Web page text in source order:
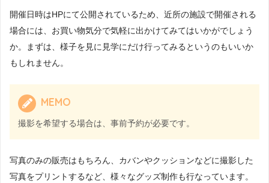
開催日時はHPにて公開されているため、近所の施設で開催される
場合には、お買い物気分で気軽に出かけてみてはいかがでしょう
か。まずは、様子を見に見学にだけ行ってみるというのもいいか
もしれません。
MEMO
撮影を希望する場合は、事前予約が必要です。
写真のみの販売はもちろん、カバンやクッションなどに撮影した
写真をプリントするなど、様々なグッズ制作も行なっています。